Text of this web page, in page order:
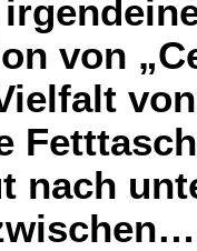
von
nach